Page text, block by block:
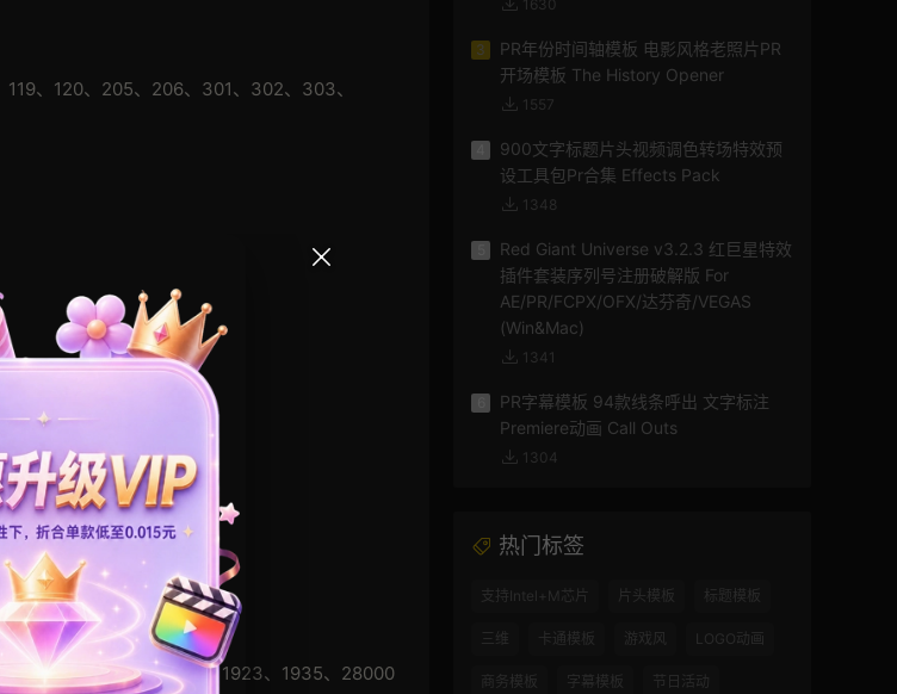
119、120、205、206、301、302、303、
、1406、1603、1722、1923、1935、28000
1630
3
PR年份时间轴模板 电影风格老照片PR
开场模板 The History Opener
1557
900文字标题片头视频调色转场特效预
设工具包Pr合集 Effects Pack
1348
Red Giant Universe v3.2.3 红巨星特效
插件套装序列号注册破解版 For
AE/PR/FCPX/OFX/达芬奇/VEGAS
(Win&Mac)
1341
PR字幕模板 94款线条呼出 文字标注
Premiere动画 Call Outs
1304
热门标签
支持Intel+M芯片 片头模板 标题模板
三维 卡通模板 游戏风 LOGO动画
商务模板 字幕模板 节日活动